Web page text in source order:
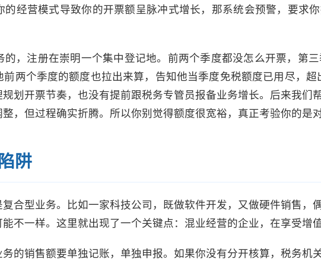
经营模式导致你的开票额呈脉冲式增长，那系统会预警，要求
，注册在崇明一个集中登记地。前两个季度都没怎么开票，第
两个季度的额度也拉出来算，告知他当季度免税额度已用尽，
划开票节奏，也没有提前跟税务专管员报备业务增长。后来我们
，但过程确实折腾。所以你别觉得额度很宽裕，真正考验你的是
阱
合型业务。比如一家科技公司，既做软件开发，又做硬件销售，
不一样。这里就出现了一个关键点：混业经营的企业，在享受增
的销售额要单独记账，单独申报。如果你没有分开核算，税务机